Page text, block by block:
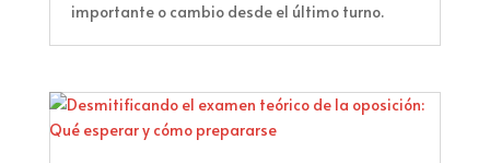
importante o cambio desde el último turno.